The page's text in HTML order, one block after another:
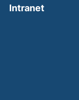
Intranet